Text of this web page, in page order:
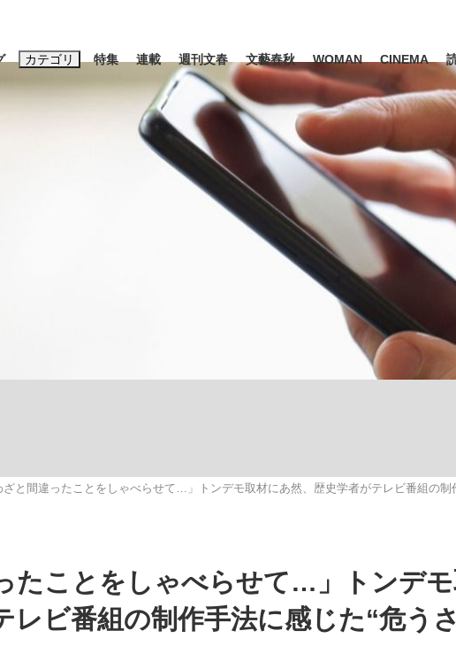
カテゴリ
エンタメ ライフ ビジネス イ
「90%は失敗する。でも…」
特集
私のあのとき
連載 週刊文春 文藝春秋 WOMAN CINEMA
キーワード入力
めのキーワードタグ一覧
#後藤真希 #森岡毅 #城彰二 #内田有紀
ざと間違ったことをしゃべらせて…」トンデモ取材にあ然、歴史学者がテレビ番組の制
たことをしゃべらせて…」トンデ
レビ番組の制作手法に感じた“危う